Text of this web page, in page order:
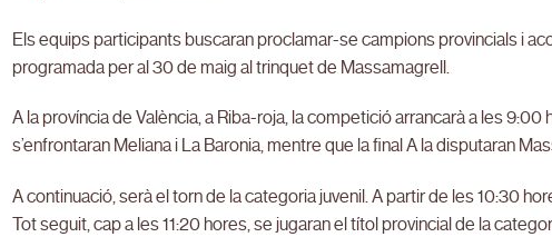
Els equips participants buscaran proclamar-se campions provincials i
programada per al 30 de maig al trinquet de Massamagrell.
A la província de València, a Riba-roja, la competició arrancarà a les
s’enfrontaran Meliana i La Baronia, mentre que la final A la disputaran
A continuació, serà el torn de la categoria juvenil. A partir de les 10:30
Tot seguit, cap a les 11:20 hores, se jugaran el títol provincial de la